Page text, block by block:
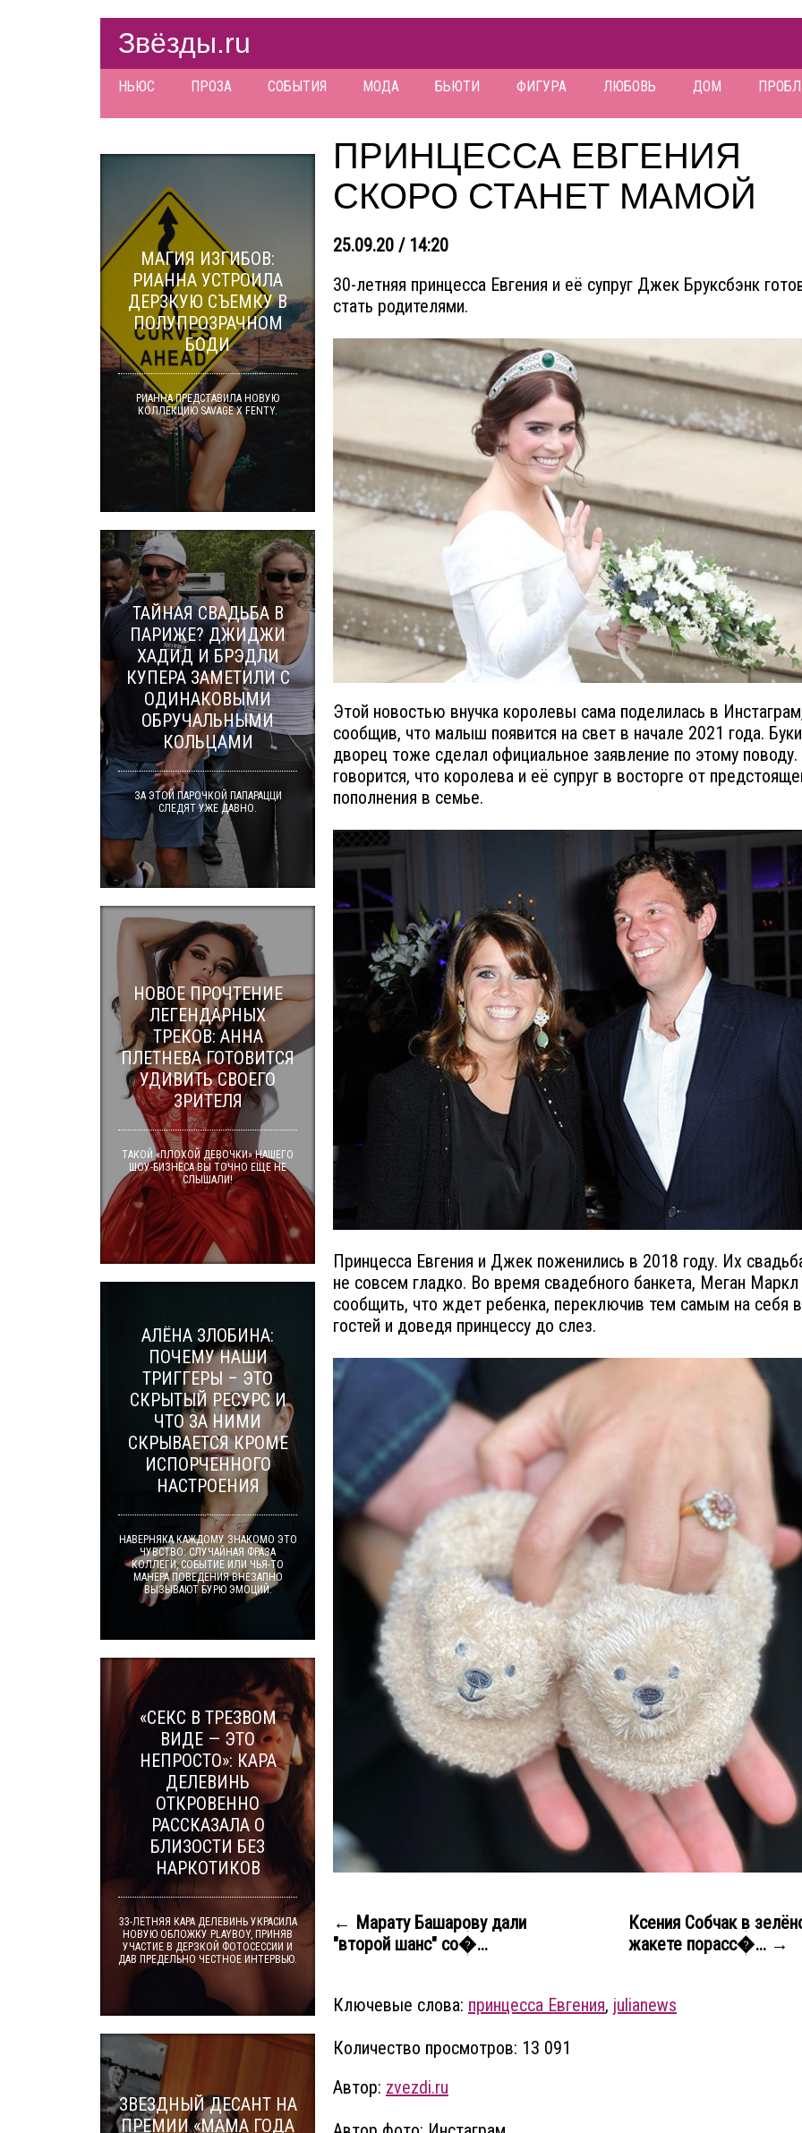
Звёзды.ru
НЬЮС ПРОЗА СОБЫТИЯ МОДА БЬЮТИ ФИГУРА ЛЮБОВЬ ДОМ
ПРИНЦЕССА ЕВГЕНИЯ
СКОРО СТАНЕТ МАМОЙ
25.09.20 / 14:20
30-летняя принцесса Евгения и её супруг Джек Бруксбэнк
стать родителями.
Этой новостью внучка королевы сама поделилась в
сообщив, что малыш появится на свет в начале 2021 года.
дворец тоже сделал официальное заявление по этому
говорится, что королева и её супруг в восторге от
пополнения в семье.
Принцесса Евгения и Джек поженились в 2018 году. Их
не совсем гладко. Во время свадебного банкета, Меган
сообщить, что ждет ребенка, переключив тем самым на себя
гостей и доведя принцессу до слез.
← Марату Башарову дали
"второй шанс" со�...
Ксения Собчак в
жакете порасс�... →
Ключевые слова: принцесса Евгения, julianews
Количество просмотров: 13 091
Автор: zvezdi.ru
МАГИЯ ИЗГИБОВ:
РИАННА УСТРОИЛА
ДЕРЗКУЮ СЪЕМКУ В
ПОЛУПРОЗРАЧНОМ
БОДИ
РИАННА ПРЕДСТАВИЛА НОВУЮ
КОЛЛЕКЦИЮ SAVAGE X FENTY.
ТАЙНАЯ СВАДЬБА В
ПАРИЖЕ? ДЖИДЖИ
ХАДИД И БРЭДЛИ
КУПЕРА ЗАМЕТИЛИ С
ОДИНАКОВЫМИ
ОБРУЧАЛЬНЫМИ
КОЛЬЦАМИ
ЗА ЭТОЙ ПАРОЧКОЙ ПАПАРАЦЦИ
СЛЕДЯТ УЖЕ ДАВНО.
НОВОЕ ПРОЧТЕНИЕ
ЛЕГЕНДАРНЫХ
ТРЕКОВ: АННА
ПЛЕТНЕВА ГОТОВИТСЯ
УДИВИТЬ СВОЕГО
ЗРИТЕЛЯ
ТАКОЙ «ПЛОХОЙ ДЕВОЧКИ» НАШЕГО
ШОУ-БИЗНЕСА ВЫ ТОЧНО ЕЩЕ НЕ
СЛЫШАЛИ!
АЛЁНА ЗЛОБИНА:
ПОЧЕМУ НАШИ
ТРИГГЕРЫ – ЭТО
СКРЫТЫЙ РЕСУРС И
ЧТО ЗА НИМИ
СКРЫВАЕТСЯ КРОМЕ
ИСПОРЧЕННОГО
НАСТРОЕНИЯ
НАВЕРНЯКА КАЖДОМУ ЗНАКОМО ЭТО
ЧУВСТВО: СЛУЧАЙНАЯ ФРАЗА
КОЛЛЕГИ, СОБЫТИЕ ИЛИ ЧЬЯ-ТО
МАНЕРА ПОВЕДЕНИЯ ВНЕЗАПНО
ВЫЗЫВАЮТ БУРЮ ЭМОЦИЙ.
«СЕКС В ТРЕЗВОМ
ВИДЕ — ЭТО
НЕПРОСТО»: КАРА
ДЕЛЕВИНЬ
ОТКРОВЕННО
РАССКАЗАЛА О
БЛИЗОСТИ БЕЗ
НАРКОТИКОВ
33-ЛЕТНЯЯ КАРА ДЕЛЕВИНЬ УКРАСИЛА
НОВУЮ ОБЛОЖКУ PLAYBOY, ПРИНЯВ
УЧАСТИЕ В ДЕРЗКОЙ ФОТОСЕССИИ И
ДАВ ПРЕДЕЛЬНО ЧЕСТНОЕ ИНТЕРВЬЮ.
ЗВЕЗДНЫЙ ДЕСАНТ НА
ПРЕМИИ «МАМА ГОДА